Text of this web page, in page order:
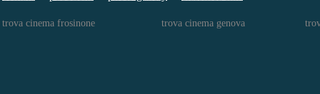
trova cinema frosinone trova cinema genova